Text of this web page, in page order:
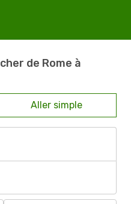
de Rome à
Aller simple